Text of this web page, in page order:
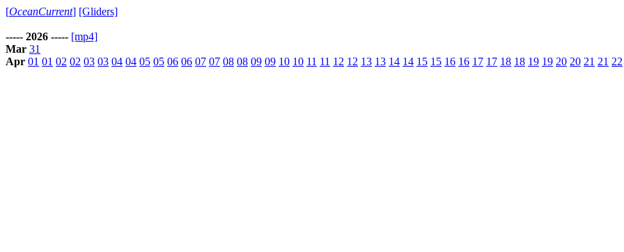
[OceanCurrent] [Gliders]
----- 2026 ----- [mp4]
Mar 31
Apr 01 01 02 02 03 03 04 04 05 05 06 06 07 07 08 08 09 09 10 10 11 11 12 12 13 13 14 14 15 15 16 16 17 17 18 18 19 19 20 20 21 21 22